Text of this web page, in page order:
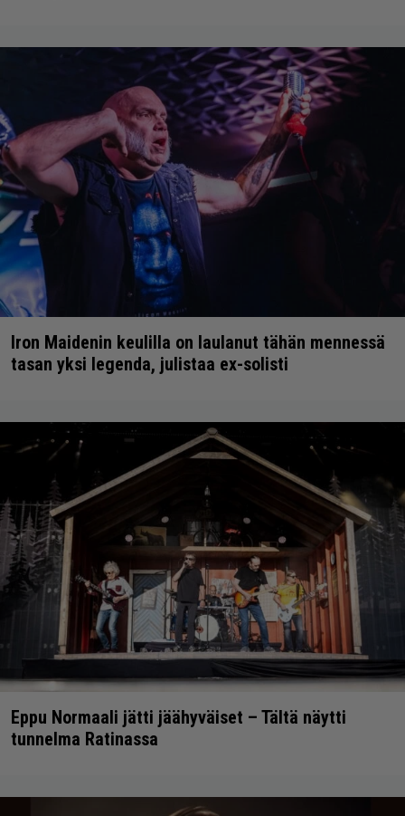
Iron Maidenin keulilla on laulanut tähän mennessä
tasan yksi legenda, julistaa ex-solisti
Eppu Normaali jätti jäähyväiset – Tältä näytti
tunnelma Ratinassa